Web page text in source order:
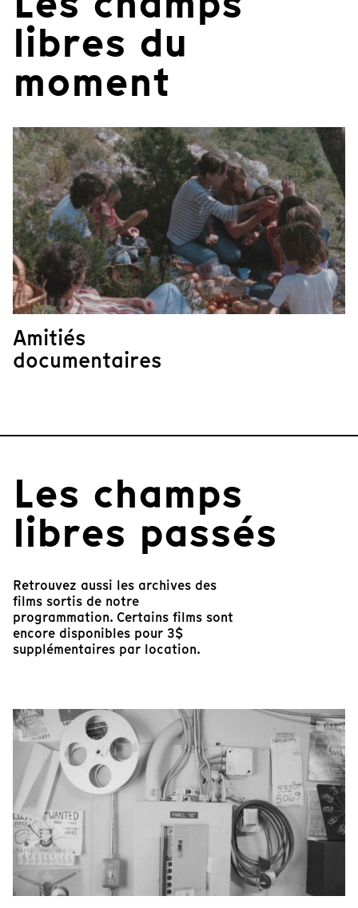
libres du
moment
Amitiés
documentaires
Les champs
libres passés
Retrouvez aussi les archives des
films sortis de notre
programmation. Certains films sont
encore disponibles pour 3$
supplémentaires par location.